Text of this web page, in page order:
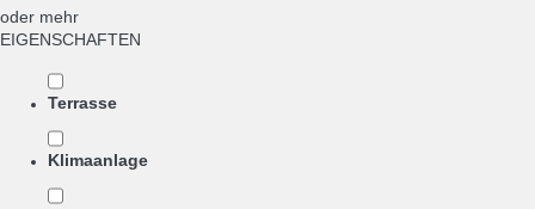
oder mehr
EIGENSCHAFTEN
Terrasse
Klimaanlage